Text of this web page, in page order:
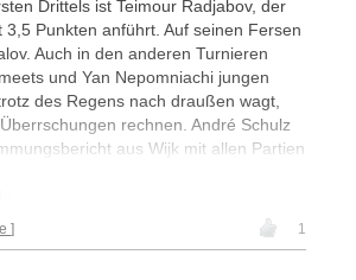
Drittels ist Teimour Radjabov, der
3,5 Punkten anführt. Auf seinen Fersen
Auch in den anderen Turnieren
und Yan Nepomniachi jungen
des Regens nach draußen wagt,
rechnen. André Schulz
aus Wijk mit allen Partien
1